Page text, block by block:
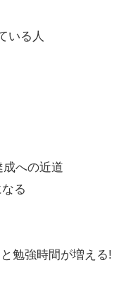
いる人
成への近道
る
勉強時間が増える!